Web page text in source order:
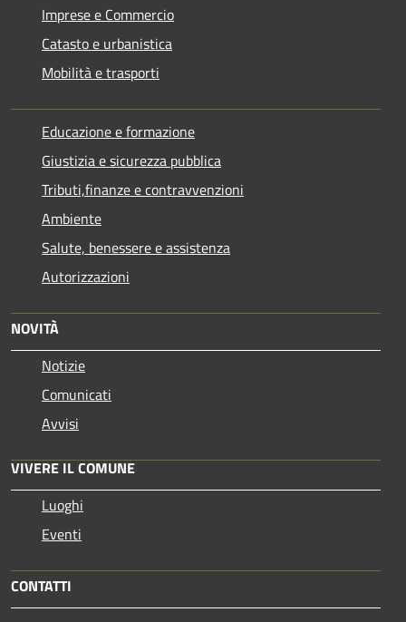
Imprese e Commercio
Catasto e urbanistica
Mobilità e trasporti
Educazione e formazione
Giustizia e sicurezza pubblica
Tributi,finanze e contravvenzioni
Ambiente
Salute, benessere e assistenza
Autorizzazioni
NOVITÀ
Notizie
Comunicati
Avvisi
VIVERE IL COMUNE
Luoghi
Eventi
CONTATTI